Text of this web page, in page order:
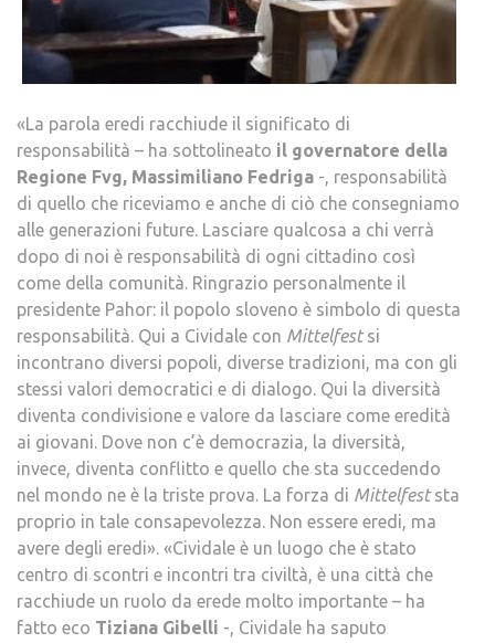
«La parola eredi racchiude il significato di
responsabilità – ha sottolineato il governatore della
Regione Fvg, Massimiliano Fedriga -, responsabilità
di quello che riceviamo e anche di ciò che consegniamo
alle generazioni future. Lasciare qualcosa a chi verrà
dopo di noi è responsabilità di ogni cittadino così
come della comunità. Ringrazio personalmente il
presidente Pahor: il popolo sloveno è simbolo di questa
responsabilità. Qui a Cividale con Mittelfestsi
incontrano diversi popoli, diverse tradizioni, ma con gli
stessi valori democratici e di dialogo. Qui la diversità
diventa condivisione e valore da lasciare come eredità
ai giovani. Dove non c’è democrazia, la diversità,
invece, diventa conflitto e quello che sta succedendo
nel mondo ne è la triste prova. La forza di Mittelfeststa
proprio in tale consapevolezza. Non essere eredi, ma
avere degli eredi». «Cividale è un luogo che è stato
centro di scontri e incontri tra civiltà, è una città che
racchiude un ruolo da erede molto importante – ha
fatto eco Tiziana Gibelli -, Cividale ha saputo